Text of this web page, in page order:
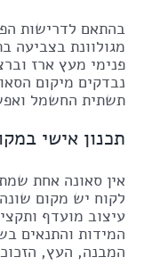
בהתאם לדרישות
מגולוונת בצביעה
פנימי מעץ ארז
נבדקים מיקום
תשתית החשמל
תכנון אישי
אין סאונה אחת
לקוח יש מקום
עיצוב מועדף
המידות והתנאים
המבנה, העץ,